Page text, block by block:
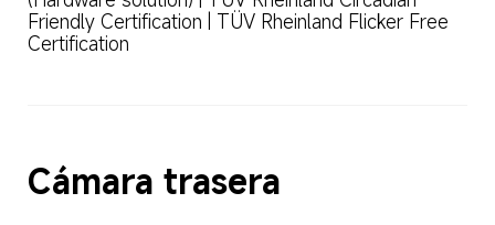
Friendly Certification | TÜV Rheinland Flicker Free
Certification
Cámara trasera